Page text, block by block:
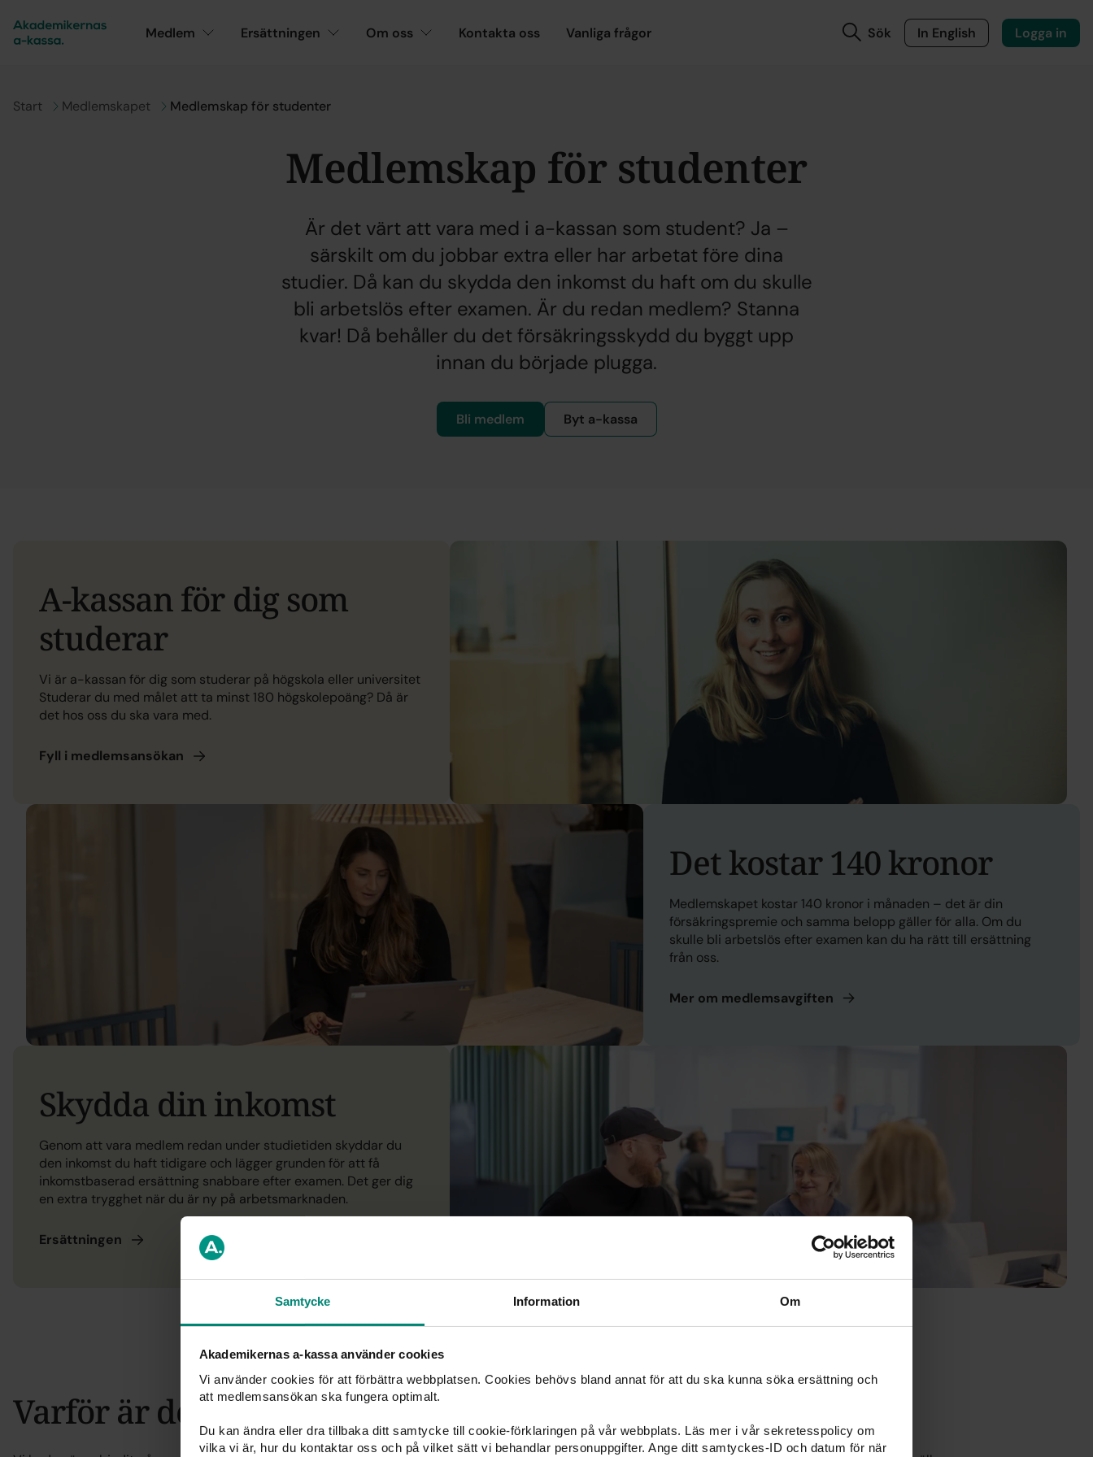
Samtycke Information Om
Akademikernas a-kassa använder cookies
Vi använder cookies för att förbättra webbplatsen. Cookies behövs bland annat för att du ska kunna söka ersättning och
att medlemsansökan ska fungera optimalt.
Du kan ändra eller dra tillbaka ditt samtycke till cookie-förklaringen på vår webbplats. Läs mer i vår sekretesspolicy om
vilka vi är, hur du kontaktar oss och på vilket sätt vi behandlar personuppgifter. Ange ditt samtyckes-ID och datum för när
Medlem Ersättningen Om oss Kontakta oss Vanliga frågor Sök In English Logga in
Gå till
Start Gå till
Medlemskapet Medlemskap för studenter
Medlemskap för studenter
Är det värt att vara med i a-kassan som student? Ja –
särskilt om du jobbar extra eller har arbetat före dina
studier. Då kan du skydda den inkomst du haft om du skulle
bli arbetslös efter examen. Är du redan medlem? Stanna
kvar! Då behåller du det försäkringsskydd du byggt upp
innan du började plugga.
Bli medlem Byt a-kassa
A-kassan för dig som
studerar
Vi är a-kassan för dig som studerar på högskola eller universitet
Studerar du med målet att ta minst 180 högskolepoäng? Då är
det hos oss du ska vara med.
Fyll i medlemsansökan
Det kostar 140 kronor
Medlemskapet kostar 140 kronor i månaden – det är din
försäkringspremie och samma belopp gäller för alla. Om du
skulle bli arbetslös efter examen kan du ha rätt till ersättning
från oss.
Mer om medlemsavgiften
Skydda din inkomst
Genom att vara medlem redan under studietiden skyddar du
den inkomst du haft tidigare och lägger grunden för att få
inkomstbaserad ersättning snabbare efter examen. Det ger dig
en extra trygghet när du är ny på arbetsmarknaden.
Ersättningen
Varför är det inte gratis för studenter?